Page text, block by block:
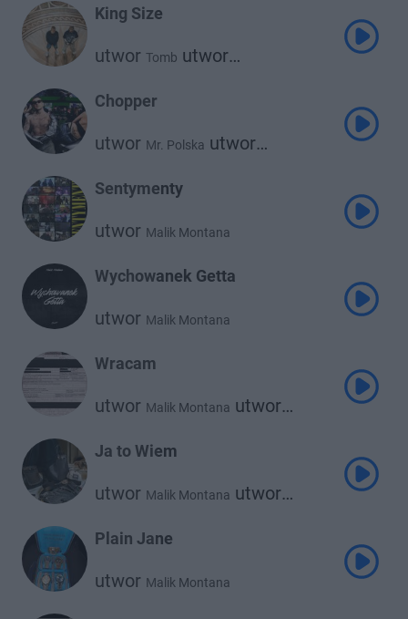
King Size
utwor Tomb utwor
Chopper
utwor Mr. Polska utwor
Sentymenty
utwor Malik Montana
Wychowanek Getta
utwor Malik Montana
Wracam
utwor Malik Montana utwor
Ja to Wiem
utwor Malik Montana utwor
Plain Jane
utwor Malik Montana